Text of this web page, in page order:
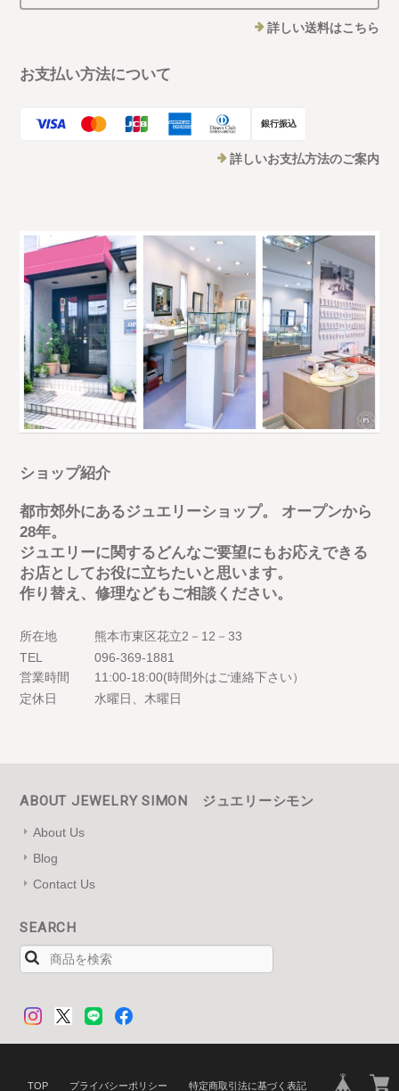
詳しい送料はこちら
お支払い方法について
銀行振込
詳しいお支払方法のご案内
ショップ紹介
都市郊外にあるジュエリーショップ。 オープンから
28年。
ジュエリーに関するどんなご要望にもお応えできる
お店としてお役に立ちたいと思います。
作り替え、修理などもご相談ください。
所在地
熊本市東区花立2－12－33
TEL
096-369-1881
営業時間
11:00-18:00(時間外はご連絡下さい）
定休日
水曜日、木曜日
ABOUT JEWELRY SIMON ジュエリーシモン
About Us
Blog
Contact Us
SEARCH
TOP プライバシーポリシー 特定商取引法に基づく表記